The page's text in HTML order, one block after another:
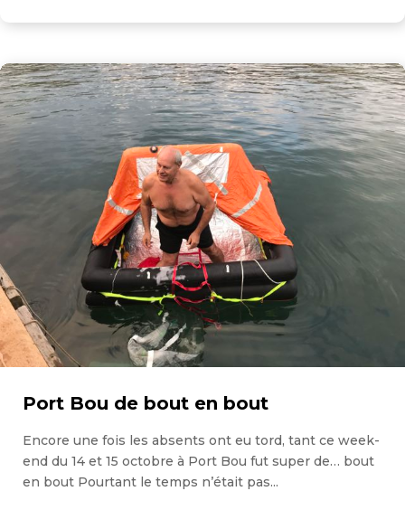
Port Bou de bout en bout
Encore une fois les absents ont eu tord, tant ce week-
end du 14 et 15 octobre à Port Bou fut super de… bout
en bout Pourtant le temps n’était pas...